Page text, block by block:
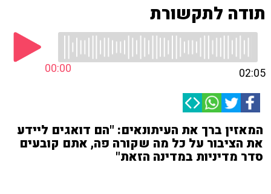
תודה לתקשורת
00:00 02:05
המאזין ברך את העיתונאים: "הם דואגים ליידע
את הציבור על כל מה שקורה פה, אתם קובעים
סדר מדיניות במדינה הזאת"